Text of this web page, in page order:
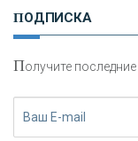
сохранения и
ПОДПИСКА
Получите